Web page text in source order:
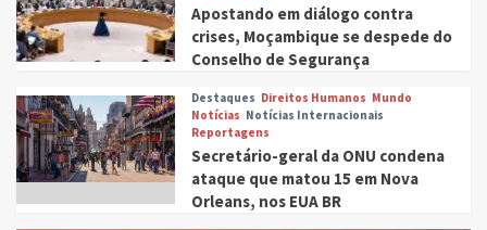
Apostando em diálogo contra
crises, Moçambique se despede do
Conselho de Segurança
Destaques Direitos Humanos Mundo
Notícias Notícias Internacionais
Reportagens
Secretário-geral da ONU condena
ataque que matou 15 em Nova
Orleans, nos EUA BR